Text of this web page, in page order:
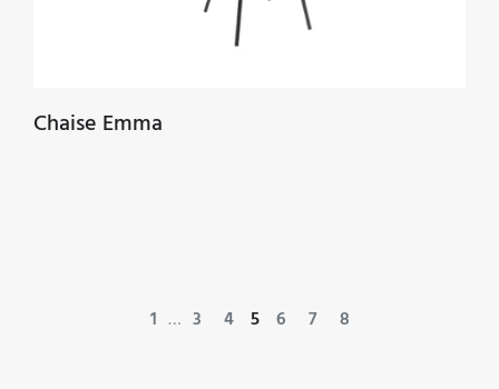
Chaise Emma
Navigation
1 … 3 4 5 6 7 8